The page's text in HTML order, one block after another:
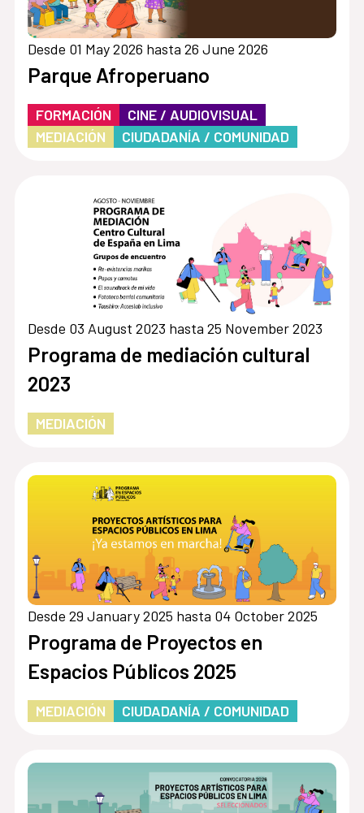
Desde 01 May 2026 hasta 26 June 2026
Parque Afroperuano
FORMACIÓN
CINE / AUDIOVISUAL
MEDIACIÓN
CIUDADANÍA / COMUNIDAD
Desde 03 August 2023 hasta 25 November 2023
Programa de mediación cultural
2023
MEDIACIÓN
Desde 29 January 2025 hasta 04 October 2025
Programa de Proyectos en
Espacios Públicos 2025
MEDIACIÓN CIUDADANÍA / COMUNIDAD